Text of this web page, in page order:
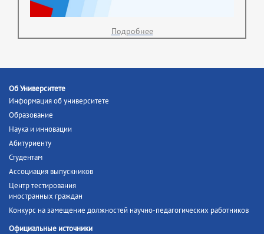
Подробнее
Об Университете
Информация об университете
Образование
Наука и инновации
Абитуриенту
Студентам
Ассоциация выпускников
Центр тестирования
иностранных граждан
Конкурс на замещение должностей научно-педагогических работников
Официальные источники